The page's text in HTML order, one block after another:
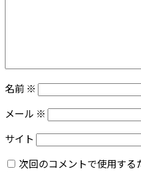
名前 ※
メール ※
サイト
次回のコメントで使用する